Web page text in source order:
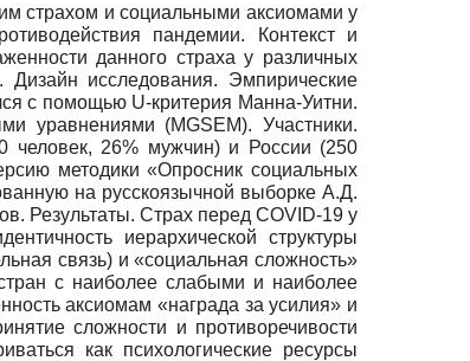
страхом и социальными аксиомами у
пандемии. Контекст и
данного страха у различных
Дизайн исследования. Эмпирические
с помощью U-критерия Манна-Уитни.
уравнениями (MGSEM). Участники.
человек, 26% мужчин) и России (250
методики «Опросник социальных
на русскоязычной выборке А.Д.
Результаты. Страх перед COVID-19 у
иерархической структуры
связь) и «социальная сложность»
с наиболее слабыми и наиболее
аксиомам «награда за усилия» и
сложности и противоречивости
как психологические ресурсы